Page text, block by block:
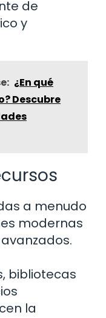
de
y
¿En qué
Descubre
a menudo
modernas
bibliotecas
la